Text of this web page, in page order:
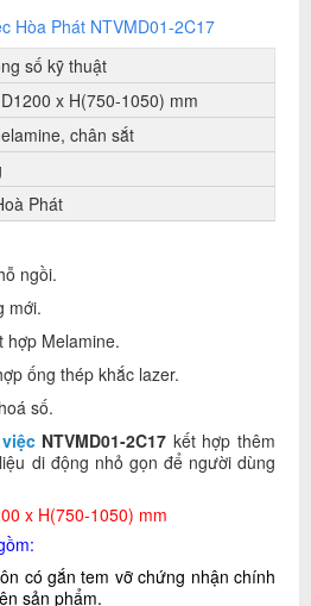
Hòa Phát NTVMD01-2C17
số kỹ thuật
x H(750-1050) mm
chân sắt
Phát
ngồi.
mới.
hợp Melamine.
ống thép khắc lazer.
số.
NTVMD01-2C17 kết hợp thêm
di động nhỏ gọn để người dùng
x H(750-1050) mm
có gắn tem vỡ chứng nhận chính
sản phẩm.